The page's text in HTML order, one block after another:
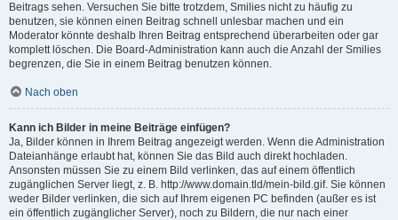
Beitrags sehen. Versuchen Sie bitte trotzdem, Smilies nicht zu häufig zu
benutzen, sie können einen Beitrag schnell unlesbar machen und ein
Moderator könnte deshalb Ihren Beitrag entsprechend überarbeiten oder gar
komplett löschen. Die Board-Administration kann auch die Anzahl der Smilies
begrenzen, die Sie in einem Beitrag benutzen können.
Nach oben
Kann ich Bilder in meine Beiträge einfügen?
Ja, Bilder können in Ihrem Beitrag angezeigt werden. Wenn die Administration
Dateianhänge erlaubt hat, können Sie das Bild auch direkt hochladen.
Ansonsten müssen Sie zu einem Bild verlinken, das auf einem öffentlich
zugänglichen Server liegt, z. B. http://www.domain.tld/mein-bild.gif. Sie können
weder Bilder verlinken, die sich auf Ihrem eigenen PC befinden (außer es ist
ein öffentlich zugänglicher Server), noch zu Bildern, die nur nach einer